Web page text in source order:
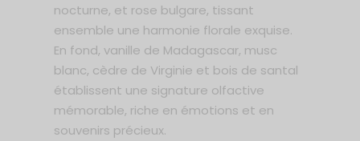
nocturne, et rose bulgare, tissant
ensemble une harmonie florale exquise.
En fond, vanille de Madagascar, musc
blanc, cèdre de Virginie et bois de santal
établissent une signature olfactive
mémorable, riche en émotions et en
souvenirs précieux.